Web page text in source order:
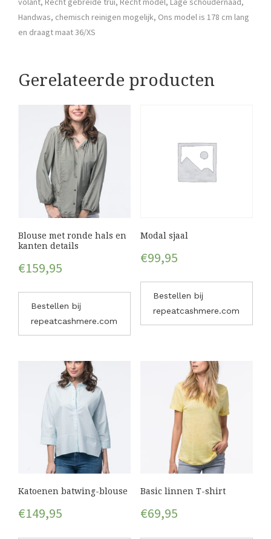
Handwas, chemisch reinigen mogelijk, Ons model is 178 cm lang
en draagt maat 36/XS
Gerelateerde producten
Blouse met ronde hals en
kanten details
€159,95
Bestellen bij
repeatcashmere.com
Modal sjaal
€99,95
Bestellen bij
repeatcashmere.com
Katoenen batwing-blouse
€149,95
Basic linnen T-shirt
€69,95